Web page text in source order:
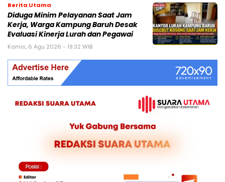
Berita Utama
Diduga Minim Pelayanan Saat Jam
Kerja, Warga Kampung Baruh Desak
Evaluasi Kinerja Lurah dan Pegawai
Kamis, 6 Agu 2026 - 19:32 WIB